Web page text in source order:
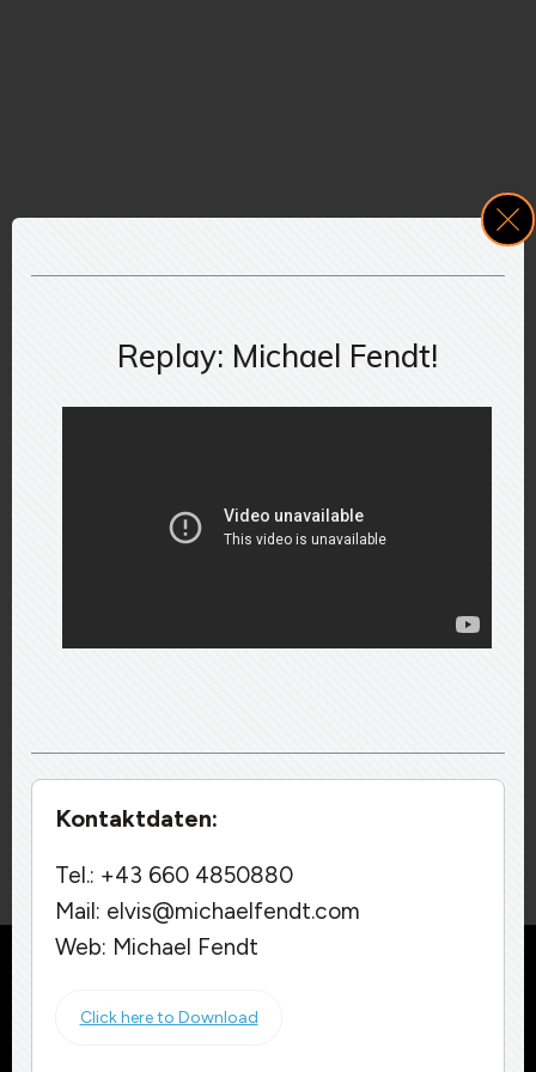
Replay: Michael Fendt!
Kontaktdaten:
Tel.: +43 660 4850880
Mail: elvis@michaelfendt.com
Web: Michael Fendt
Click here to D​ownload
Diese Website benutzt Cookies. Wenn du die Website weiter
OK